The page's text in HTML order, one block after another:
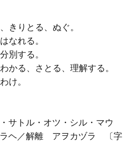
きりとる、ぬぐ。
なれる。
別する。
かる、さとる、理解する。
け。
サトル・オツ・シル・マウ
ヘ／解離 アヲカヅラ 〔字